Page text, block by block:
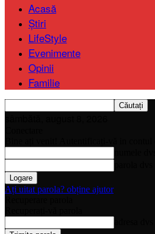
Acasă
Știri
LifeStyle
Evenimente
Opinii
Familie
Ați uitat parola? obține ajutor